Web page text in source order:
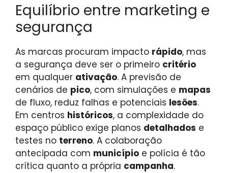
Equilíbrio entre marketing e
segurança
As marcas procuram impacto rápido, mas
a segurança deve ser o primeiro critério
em qualquer ativação. A previsão de
cenários de pico, com simulações e mapas
de fluxo, reduz falhas e potenciais lesões.
Em centros históricos, a complexidade do
espaço público exige planos detalhados e
testes no terreno. A colaboração
antecipada com município e polícia é tão
crítica quanto a própria campanha.